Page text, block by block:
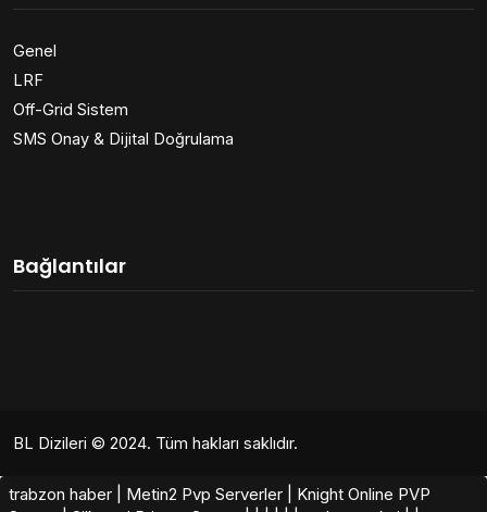
Genel
LRF
Off-Grid Sistem
SMS Onay & Dijital Doğrulama
Bağlantılar
BL Dizileri © 2024. Tüm hakları saklıdır.
trabzon haber Metin2 Pvp Serverler
Knight Online PVP